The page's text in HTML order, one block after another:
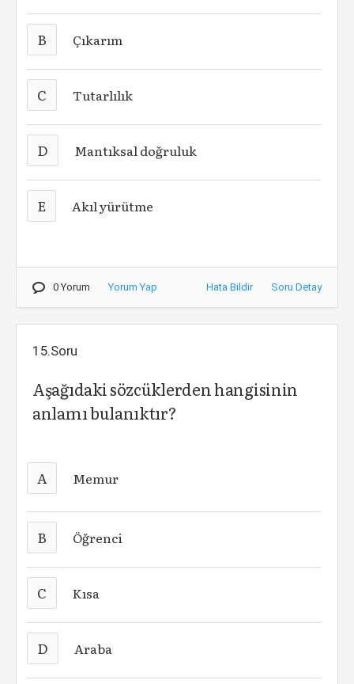
B Çıkarım
C Tutarlılık
D Mantıksal doğruluk
E Akıl yürütme
0 Yorum Yorum Yap Hata Bildir Soru Detay
15.Soru
Aşağıdaki sözcüklerden hangisinin
anlamı bulanıktır?
A Memur
B Öğrenci
C Kısa
D Araba